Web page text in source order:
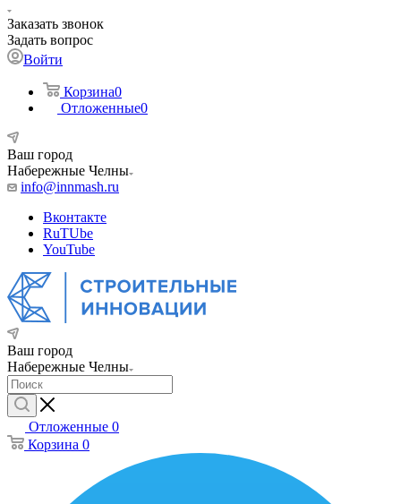
Заказать звонок
Задать вопрос
Войти
Корзина0
Отложенные0
Ваш город
Набережные Челны
info@innmash.ru
Вконтакте
RuTUbe
YouTube
Ваш город
Набережные Челны
Отложенные 0
Корзина 0